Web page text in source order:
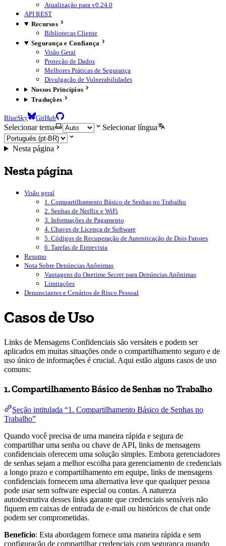
Atualização para v0.24.0
API REST
Recursos
Bibliotecas Cliente
Segurança e Confiança
Visão Geral
Proteção de Dados
Melhores Práticas de Segurança
Divulgação de Vulnerabilidades
Nossos Princípios
Traduções
BlueSky GitHub
Selecionar tema Selecionar língua
Nesta página
Nesta página
Visão geral
1. Compartilhamento Básico de Senhas no Trabalho
2. Senhas de Netflix e WiFi
3. Informações de Pagamento
4. Chaves de Licença de Software
5. Códigos de Recuperação de Autenticação de Dois Fatores
6. Tarefas de Entrevista
Resumo
Nota Sobre Denúncias Anônimas
Vantagens do Onetime Secret para Denúncias Anônimas
Limitações
Denunciantes e Cenários de Risco Pessoal
Casos de Uso
Links de Mensagens Confidenciais são versáteis e podem ser
aplicados em muitas situações onde o compartilhamento seguro e de
uso único de informações é crucial. Aqui estão alguns casos de uso
comuns:
1. Compartilhamento Básico de Senhas no Trabalho
Seção intitulada “1. Compartilhamento Básico de Senhas no
Trabalho”
Quando você precisa de uma maneira rápida e segura de
compartilhar uma senha ou chave de API, links de mensagens
confidenciais oferecem uma solução simples. Embora gerenciadores
de senhas sejam a melhor escolha para gerenciamento de credenciais
a longo prazo e compartilhamento em equipe, links de mensagens
confidenciais fornecem uma alternativa leve que qualquer pessoa
pode usar sem software especial ou contas. A natureza
autodestrutiva desses links garante que credenciais sensíveis não
fiquem em caixas de entrada de e-mail ou históricos de chat onde
podem ser comprometidas.
Benefício: Esta abordagem fornece uma maneira rápida e sem
configuração de compartilhar credenciais com segurança quando